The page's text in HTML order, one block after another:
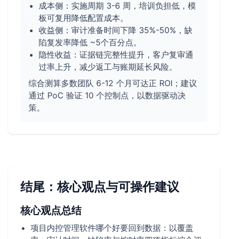
成本侧：实施周期 3-6 周，培训负担低，模
板可复用降低配置成本。
收益侧：审计准备时间下降 35%-50%，缺
陷复发率降低 ~5个百分点。
隐性收益：证据链完整性提升，客户复审通
过率上升，减少返工与账期延长风险。
综合测算多数团队 6-12 个月可达正 ROI；建议
通过 PoC 验证 10 个控制点，以数据驱动决
策。
结尾：核心观点与可操作建议
核心观点总结
项目内控管理软件哪个好要回到数据：以覆盖